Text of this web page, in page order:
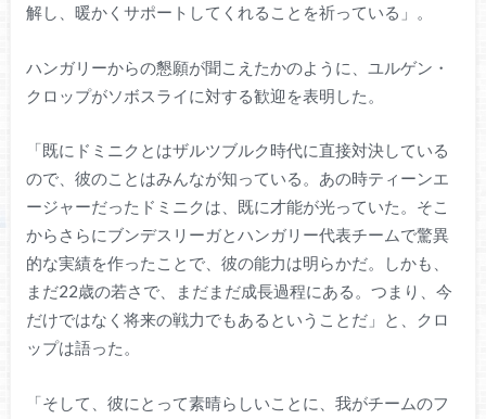
解し、暖かくサポートしてくれることを祈っている」。
ハンガリーからの懇願が聞こえたかのように、ユルゲン・
クロップがソボスライに対する歓迎を表明した。
「既にドミニクとはザルツブルク時代に直接対決している
ので、彼のことはみんなが知っている。あの時ティーンエ
ージャーだったドミニクは、既に才能が光っていた。そこ
からさらにブンデスリーガとハンガリー代表チームで驚異
的な実績を作ったことで、彼の能力は明らかだ。しかも、
まだ22歳の若さで、まだまだ成長過程にある。つまり、今
だけではなく将来の戦力でもあるということだ」と、クロ
ップは語った。
「そして、彼にとって素晴らしいことに、我がチームのフ